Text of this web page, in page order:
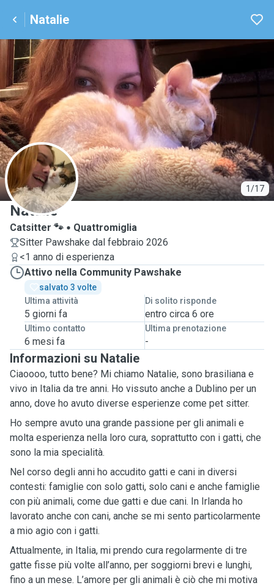
Natalie
1/17
N
Natalie
Catsitter 🐾
Quattromiglia
Sitter Pawshake dal febbraio 2026
<1 anno di esperienza
Attivo nella Community Pawshake
salvato 3 volte
Ultima attività
5 giorni fa
Di solito risponde
entro circa 6 ore
Ultimo contatto
6 mesi fa
Ultima prenotazione
-
Informazioni su Natalie
Ciaoooo, tutto bene? Mi chiamo Natalie, sono brasiliana e
vivo in Italia da tre anni. Ho vissuto anche a Dublino per un
anno, dove ho avuto diverse esperienze come pet sitter.
Ho sempre avuto una grande passione per gli animali e
molta esperienza nella loro cura, soprattutto con i gatti, che
sono la mia specialità.
Nel corso degli anni ho accudito gatti e cani in diversi
contesti: famiglie con solo gatti, solo cani e anche famiglie
con più animali, come due gatti e due cani. In Irlanda ho
lavorato anche con cani, anche se mi sento particolarmente
a mio agio con i gatti.
Attualmente, in Italia, mi prendo cura regolarmente di tre
gatte fisse più volte all’anno, per soggiorni brevi e lunghi,
fino a un mese. L’amore per gli animali è ciò che mi motiva